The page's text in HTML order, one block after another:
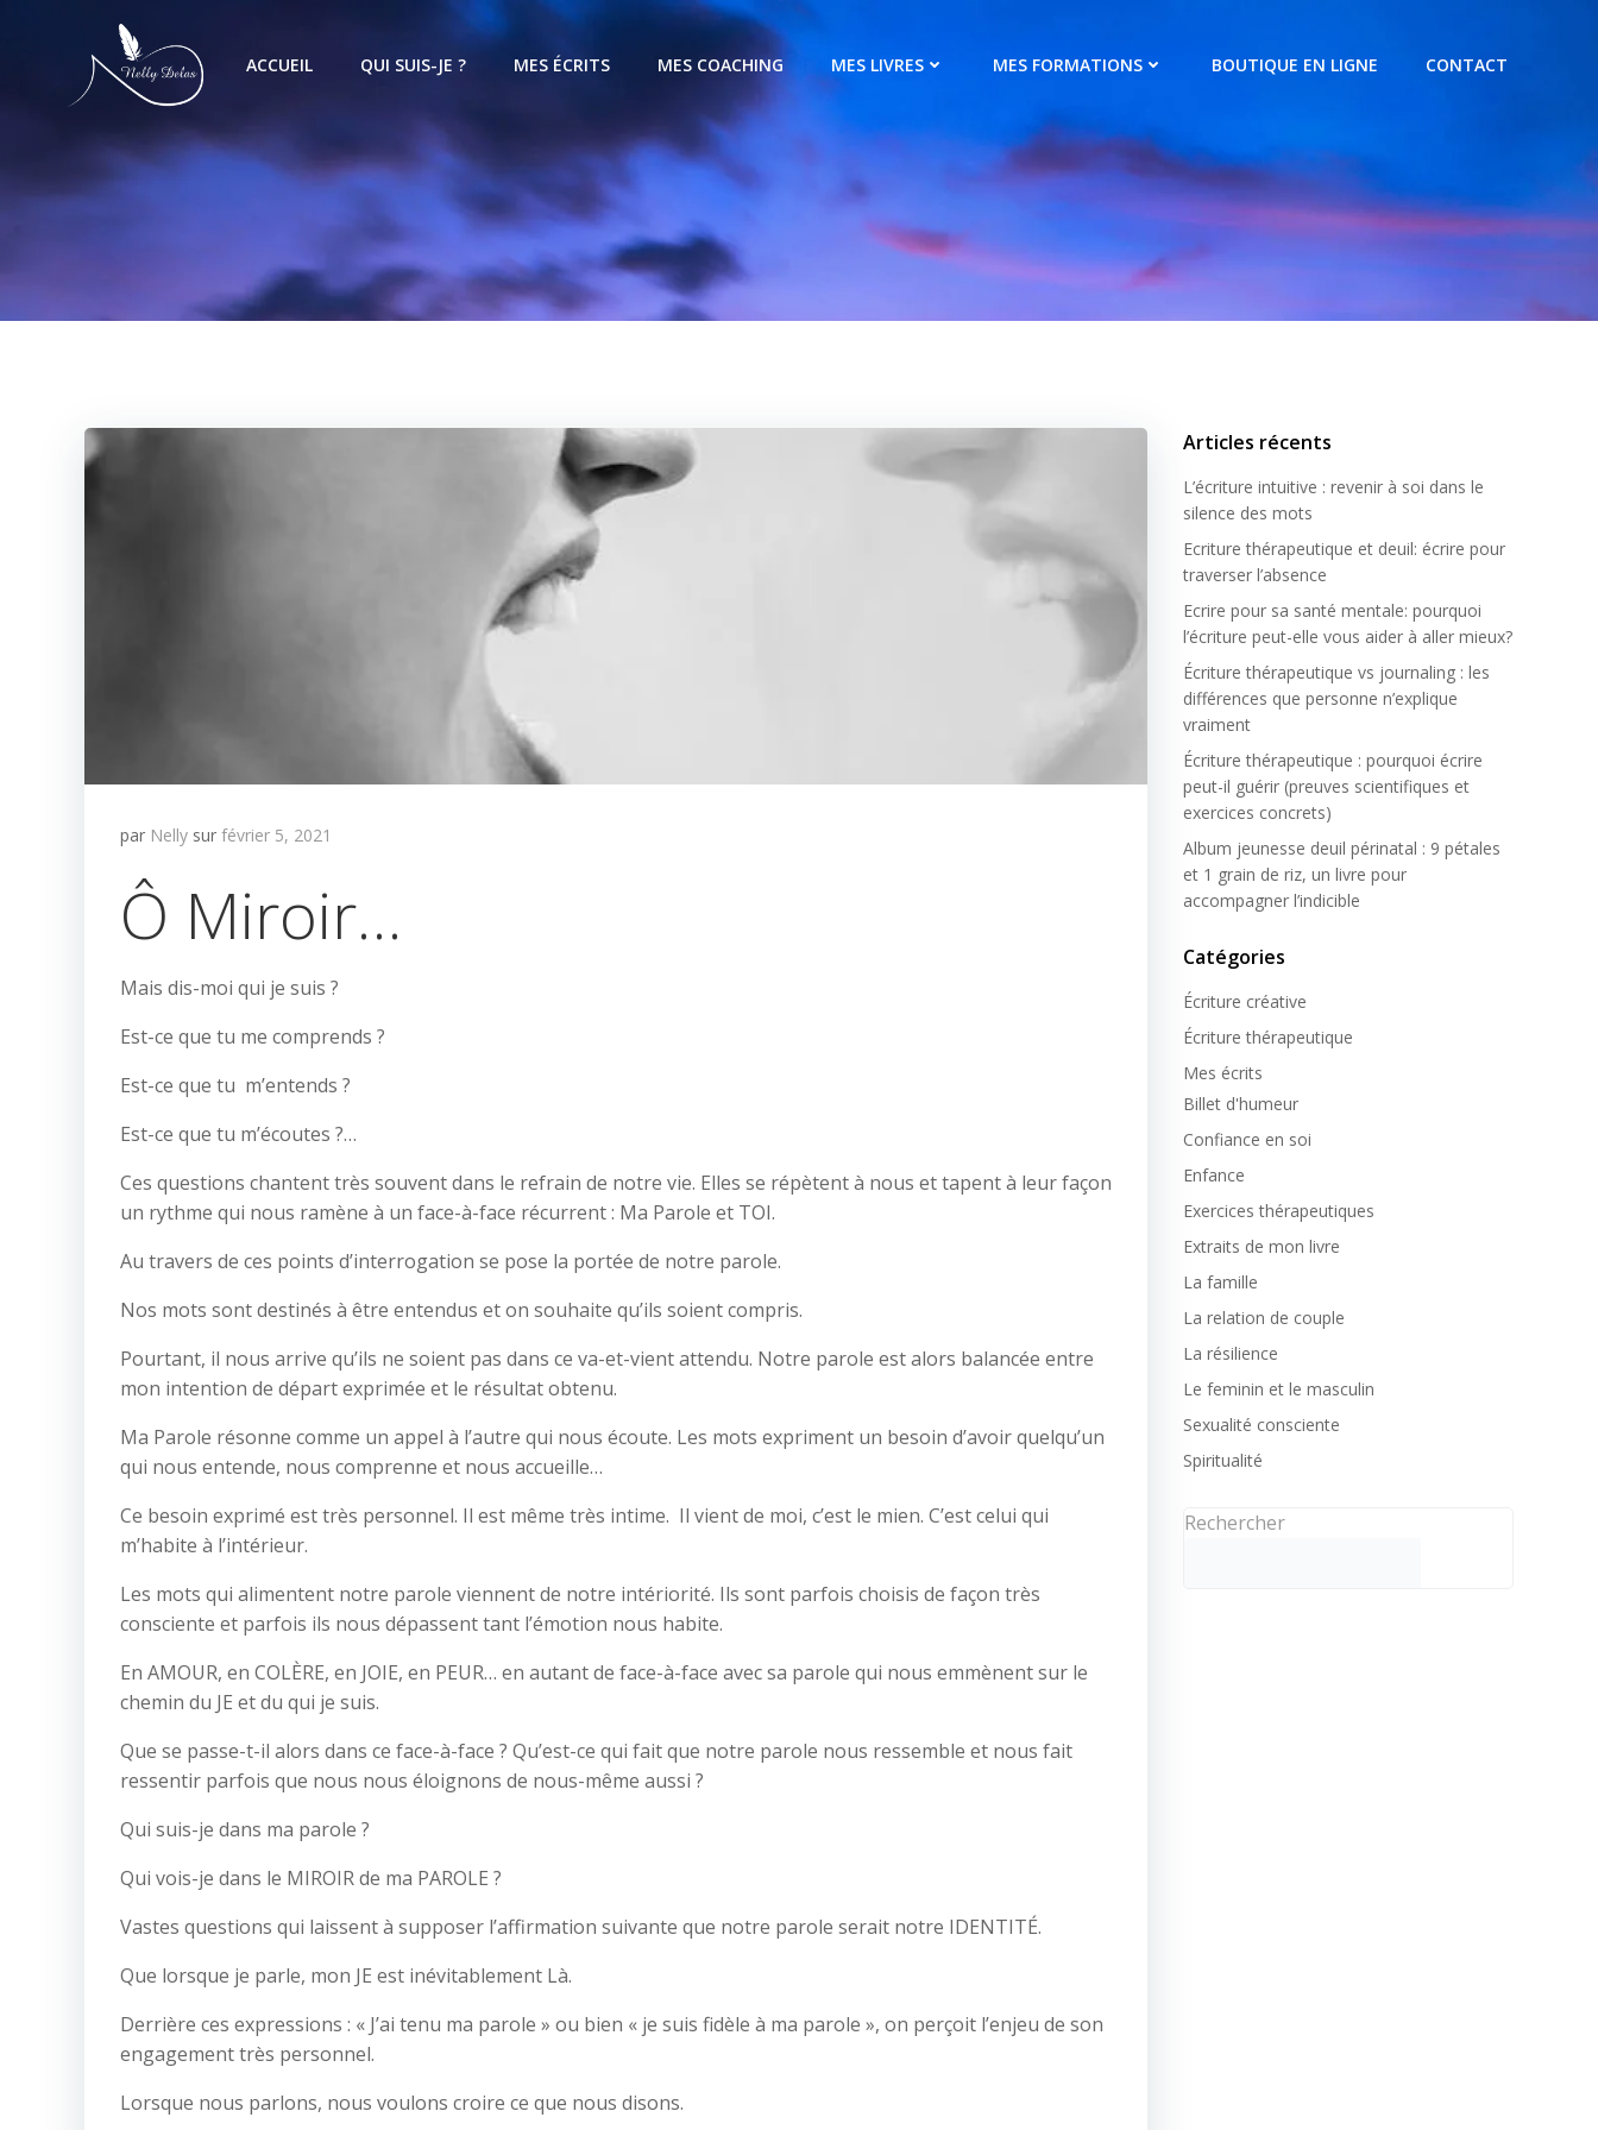
ACCUEIL QUI SUIS-JE ? MES ÉCRITS MES COACHING MES LIVRES MES FORMATIONS BOUTIQUE EN LIGNE CONTACT
par Nelly sur février 5, 2021
Ô Miroir…
Mais dis-moi qui je suis ?
Est-ce que tu me comprends ?
Est-ce que tu m’entends ?
Est-ce que tu m’écoutes ?…
Ces questions chantent très souvent dans le refrain de notre vie. Elles se répètent à nous et tapent à leur façon
un rythme qui nous ramène à un face-à-face récurrent : Ma Parole et TOI.
Au travers de ces points d’interrogation se pose la portée de notre parole.
Nos mots sont destinés à être entendus et on souhaite qu’ils soient compris.
Pourtant, il nous arrive qu’ils ne soient pas dans ce va-et-vient attendu. Notre parole est alors balancée entre
mon intention de départ exprimée et le résultat obtenu.
Ma Parole résonne comme un appel à l’autre qui nous écoute. Les mots expriment un besoin d’avoir quelqu’un
qui nous entende, nous comprenne et nous accueille…
Ce besoin exprimé est très personnel. Il est même très intime. Il vient de moi, c’est le mien. C’est celui qui
m’habite à l’intérieur.
Les mots qui alimentent notre parole viennent de notre intériorité. Ils sont parfois choisis de façon très
consciente et parfois ils nous dépassent tant l’émotion nous habite.
En AMOUR, en COLÈRE, en JOIE, en PEUR… en autant de face-à-face avec sa parole qui nous emmènent sur le
chemin du JE et du qui je suis.
Que se passe-t-il alors dans ce face-à-face ? Qu’est-ce qui fait que notre parole nous ressemble et nous fait
ressentir parfois que nous nous éloignons de nous-même aussi ?
Qui suis-je dans ma parole ?
Qui vois-je dans le MIROIR de ma PAROLE ?
Vastes questions qui laissent à supposer l’affirmation suivante que notre parole serait notre IDENTITÉ.
Que lorsque je parle, mon JE est inévitablement Là.
Derrière ces expressions : « J’ai tenu ma parole » ou bien « je suis fidèle à ma parole », on perçoit l’enjeu de son
engagement très personnel.
Lorsque nous parlons, nous voulons croire ce que nous disons.
Articles récents
L’écriture intuitive : revenir à soi dans le
silence des mots
Ecriture thérapeutique et deuil: écrire pour
traverser l’absence
Ecrire pour sa santé mentale: pourquoi
l’écriture peut-elle vous aider à aller mieux?
Écriture thérapeutique vs journaling : les
différences que personne n’explique
vraiment
Écriture thérapeutique : pourquoi écrire
peut-il guérir (preuves scientifiques et
exercices concrets)
Album jeunesse deuil périnatal : 9 pétales
et 1 grain de riz, un livre pour
accompagner l’indicible
Catégories
Écriture créative
Écriture thérapeutique
Mes écrits
Billet d'humeur
Confiance en soi
Enfance
Exercices thérapeutiques
Extraits de mon livre
La famille
La relation de couple
La résilience
Le feminin et le masculin
Sexualité consciente
Spiritualité
Rechercher